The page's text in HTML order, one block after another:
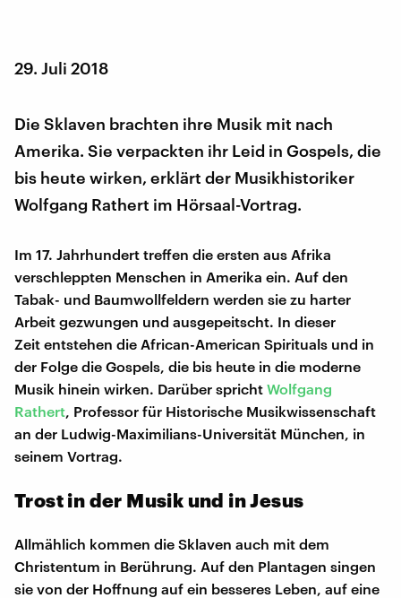
29. Juli 2018
Die Sklaven brachten ihre Musik mit nach
Amerika. Sie verpackten ihr Leid in Gospels, die
bis heute wirken, erklärt der Musikhistoriker
Wolfgang Rathert im Hörsaal-Vortrag.
Im 17. Jahrhundert treffen die ersten aus Afrika
verschleppten Menschen in Amerika ein. Auf den
Tabak- und Baumwollfeldern werden sie zu harter
Arbeit gezwungen und ausgepeitscht. In dieser
Zeit entstehen die African-American Spirituals und in
der Folge die Gospels, die bis heute in die moderne
Musik hinein wirken. Darüber spricht Wolfgang
Rathert , Professor für Historische Musikwissenschaft
an der Ludwig-Maximilians-Universität München, in
seinem Vortrag.
Trost in der Musik und in Jesus
Allmählich kommen die Sklaven auch mit dem
Christentum in Berührung. Auf den Plantagen singen
sie von der Hoffnung auf ein besseres Leben, auf eine